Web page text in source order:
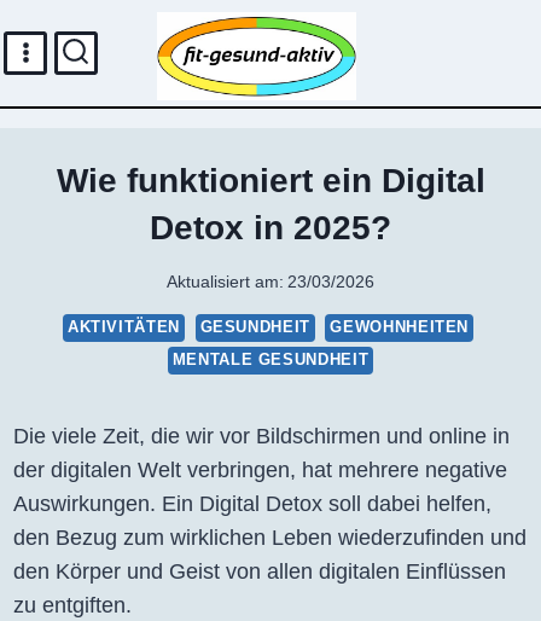
Inhalt
Wie funktioniert ein Digital
Detox in 2025?
Aktualisiert am: 23/03/2026
AKTIVITÄTEN GESUNDHEIT
GEWOHNHEITEN
MENTALE GESUNDHEIT
Die viele Zeit, die wir vor Bildschirmen und online in
der digitalen Welt verbringen, hat mehrere negative
Auswirkungen. Ein Digital Detox soll dabei helfen,
den Bezug zum wirklichen Leben wiederzufinden und
den Körper und Geist von allen digitalen Einflüssen
zu entgiften.